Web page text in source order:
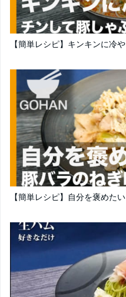
【簡単レシピ】キンキンに冷
【簡単レシピ】自分を褒めた